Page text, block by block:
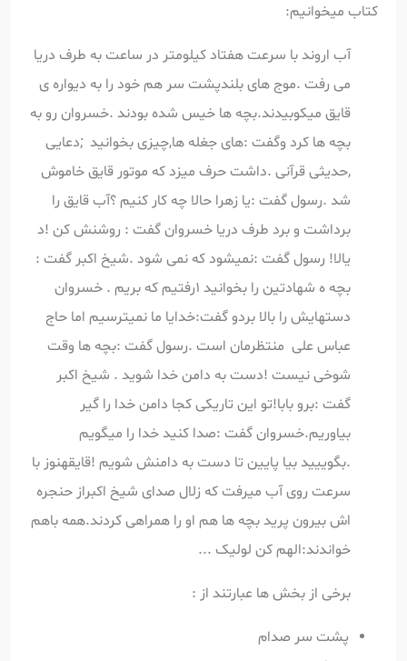
کتاب میخوانیم:
آب اروند با سرعت هفتاد کیلومتر در ساعت به طرف دریا
می رفت .موج های بلندپشت سر هم خود را به دیواره ی
قایق میکوبیدند.بچه ها خیس شده بودند .خسروان رو به
بچه ها کرد وگفت :های جغله ها,چیزی بخوانید ;دعایی
,حدیثی قرآنی .داشت حرف میزد که موتور قایق خاموش
شد .رسول گفت :یا زهرا حالا چه کار کنیم ؟آب قایق را
برداشت و برد طرف دریا خسروان گفت : روشنش کن !د
یالا! رسول گفت :نمیشود که نمی شود .شیخ اکبر گفت :
بچه ه شهادتین را بخوانید 1رفتیم که بریم . خسروان
دستهایش را بالا بردو گفت:خدایا ما نمیترسیم اما حاج
عباس علی منتظرمان است .رسول گفت :بچه ها وقت
شوخی نیست !دست به دامن خدا شوید . شیخ اکبر
گفت :برو بابا!تو این تاریکی کجا دامن خدا را گیر
بیاوریم.خسروان گفت :صدا کنید خدا را میگویم
.بگوییید بیا پایین تا دست به دامنش شویم !قایقهنوز با
سرعت روی آب میرفت که زلال صدای شیخ اکبراز حنجره
اش بیرون پرید بچه ها هم او را همراهی کردند.همه باهم
خواندند:الهم کن لولیک ...
برخی از بخش ها عبارتند از :
پشت سر صدام